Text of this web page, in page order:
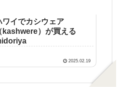
ワイでカシウェア
kashwere）が買える
2025.02.19